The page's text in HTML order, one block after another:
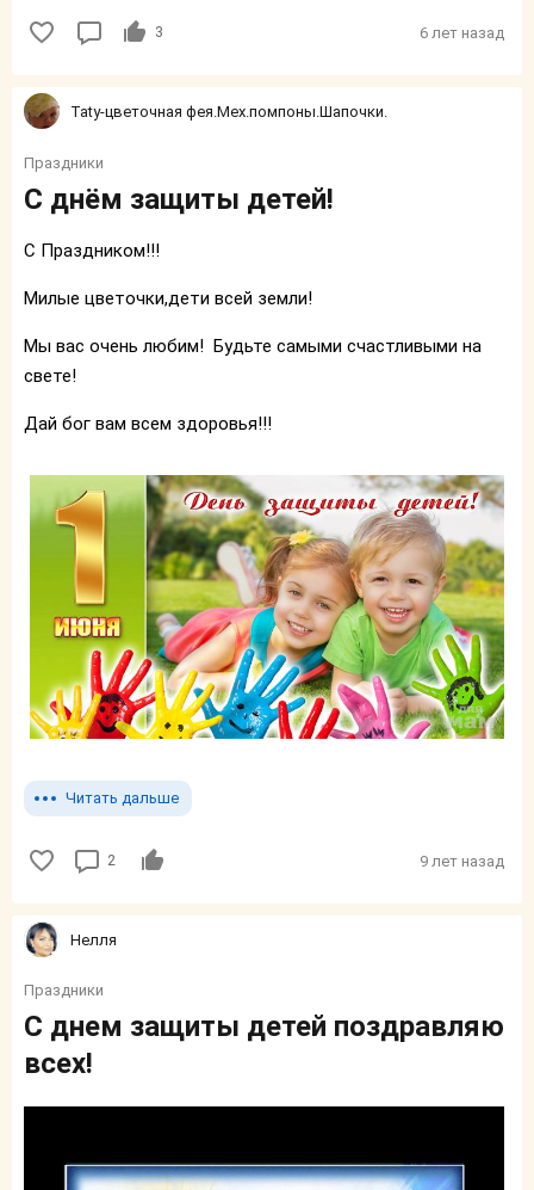
3 6 лет назад
Taty-цветочная фея.Мех.помпоны.Шапочки.
Праздники
С днём защиты детей!
С Праздником!!!
Милые цветочки,дети всей земли!
Мы вас очень любим! Будьте самыми счастливыми на
свете!
Дай бог вам всем здоровья!!!
Читать дальше
2 9 лет назад
Нелля
Праздники
С днем защиты детей поздравляю
всех!